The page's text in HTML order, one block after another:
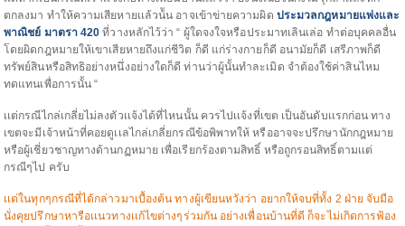
ตกลงมา ทำให้ความเสียหายเเล้วน้ัน อาจเข้าข่ายความผิด ประมวลกฎหมายแพ่งและ
พาณิชย์ มาตรา 420 ที่วางหลักไว้ว่า “ ผู้ใดจงใจหรือประมาทเลินเล่อ ทำต่อบุคคลอื่น
โดยผิดกฎหมายให้เขาเสียหายถึงแก่ชีวิต ก็ดี แก่ร่างกายก็ดี อนามัยก็ดี เสรีภาพก็ดี
ทรัพย์สินหรือสิทธิอย่างหนึ่งอย่างใดก็ดี ท่านว่าผู้นั้นทำละเมิด จำต้องใช้ค่าสินไหม
ทดแทนเพื่อการนั้น “
เเต่กรณีไกล่เกลี่ยไม่ลงตัวเเจ้งได้ที่ไหนนั้น ควรไปเเจ้งที่เขต เป็นอันดับเเรกก่อน ทาง
เขตจะมีเจ้าหน้าที่คอยดูเเลไกล่เกลี่ยกรณีข้อพิพาทให้ หรืออาจจะปรึกษานักกฎหมาย
หรือผู้เชี่ยวชาญทางด้านกฏหมาย เพื่อเรียกร้องตามสิทธิ์ หรือถูกรอนสิทธิ์ตามเเต่
กรณีๆไป ครับ
เเต่ในทุกๆกรณีที่ได้กล่าวมาเบื้องต้น ทางผู้เขียนหวังว่า อยากให้จบที่ทั้ง 2 ฝ่าย จับมือ
นั่งคุยปรึกษาหารือเเนวทางเเก้ไขต่างๆร่วมกัน อย่างเพื่อนบ้านที่ดี ก็จะไม่เกิดการฟ้อง